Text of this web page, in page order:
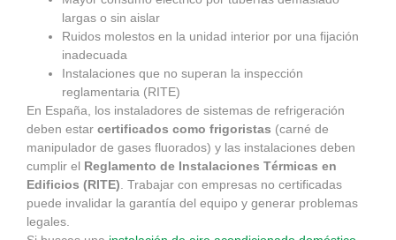
largas o sin aislar
Ruidos molestos en la unidad interior por una fijación
inadecuada
Instalaciones que no superan la inspección
reglamentaria (RITE)
En España, los instaladores de sistemas de refrigeración
deben estar certificados como frigoristas (carné de
manipulador de gases fluorados) y las instalaciones deben
cumplir el Reglamento de Instalaciones Térmicas en
Edificios (RITE) . Trabajar con empresas no certificadas
puede invalidar la garantía del equipo y generar problemas
legales.